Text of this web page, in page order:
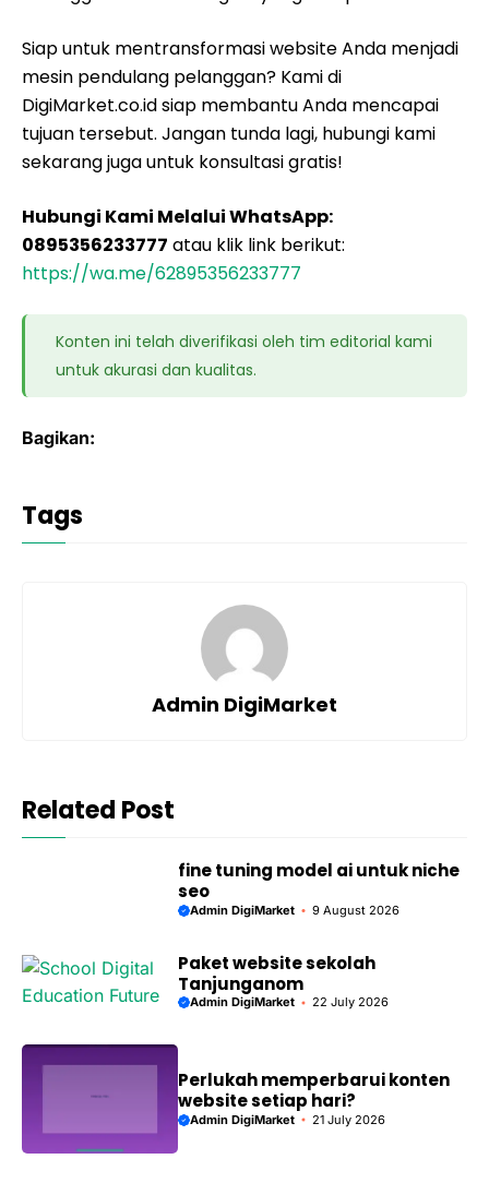
Siap untuk mentransformasi website Anda menjadi
mesin pendulang pelanggan? Kami di
DigiMarket.co.id siap membantu Anda mencapai
tujuan tersebut. Jangan tunda lagi, hubungi kami
sekarang juga untuk konsultasi gratis!
Hubungi Kami Melalui WhatsApp:
0895356233777 atau klik link berikut:
https://wa.me/62895356233777
Konten ini telah diverifikasi oleh tim editorial kami
untuk akurasi dan kualitas.
Bagikan:
Tags
Admin DigiMarket
Related Post
fine tuning model ai untuk niche
seo
Admin DigiMarket 9 August 2026
Paket website sekolah
Tanjunganom
Admin DigiMarket 22 July 2026
Perlukah memperbarui konten
website setiap hari?
Admin DigiMarket 21 July 2026